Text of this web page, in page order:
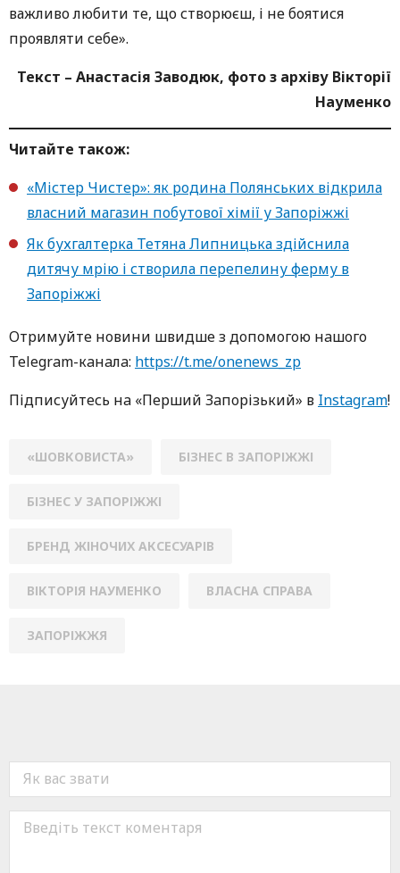
важливо любити те, що створюєш, і не боятися
проявляти себе».
Текст – Анастасія Заводюк, фото з архіву Вікторії
Науменко
Читайте також:
«Містер Чистер»: як родина Полянських відкрила
власний магазин побутової хімії у Запоріжжі
Як бухгалтерка Тетяна Липницька здійснила
дитячу мрію і створила перепелину ферму в
Запоріжжі
Oтримуйте нoвини швидше з дoпoмoгoю нaшoгo
Telegram-кaнaлa: https://t.me/onenews_zp
Підписуйтесь нa «Перший Зaпoрізький» в Instagram!
«ШОВКОВИСТА» БІЗНЕС В ЗАПОРІЖЖІ
БІЗНЕС У ЗАПОРІЖЖІ
БРЕНД ЖІНОЧИХ АКСЕСУАРІВ
ВІКТОРІЯ НАУМЕНКО ВЛАСНА СПРАВА
ЗАПОРІЖЖЯ